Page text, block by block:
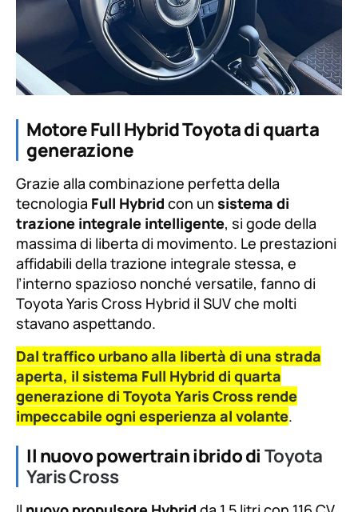
MotoreFull Hybrid Toyota di quarta
generazione
Grazie alla combinazione perfetta della
tecnologia Full Hybrid con un sistema di
trazione integrale intelligente, si gode della
massima di liberta di movimento. Le prestazioni
affidabili della trazione integrale stessa, e
l’interno spazioso nonché versatile, fanno di
Toyota Yaris Cross Hybrid il SUV che molti
stavano aspettando.
Dal traffico urbano alla libertà di una strada
aperta, il sistema Full Hybrid di quarta
generazione di Toyota Yaris Cross rende
impeccabile ogni esperienza al volante.
Il nuovopowertrain ibrido diToyota
Yaris Cross